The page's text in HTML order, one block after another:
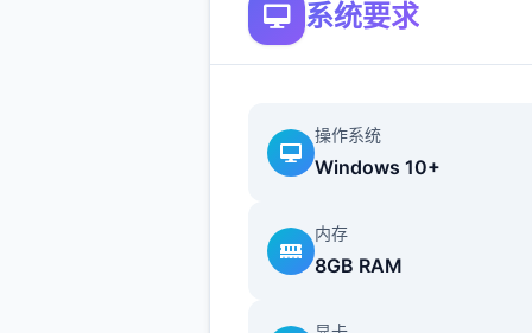
系统要求
操作系统
Windows 10+
内存
8GB RAM